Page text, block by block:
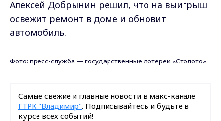
Алексей Добрынин решил, что на выигрыш
освежит ремонт в доме и обновит
автомобиль.
Фото: пресс-служба — государственные лотереи «Столото»
Самые свежие и главные новости в макс-канале
ГТРК "Владимир". Подписывайтесь и будьте в
курсе всех событий!